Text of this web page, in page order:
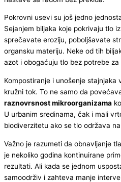
Pokrovni usevi su još jedno
Sejanjem biljaka koje pokrivaju tlo
sprečavate eroziju, poboljšavate
organsku materiju. Neke od tih
azot i obogaćuju tlo bez potrebe
Kompostiranje i unošenje stajnjaka
kružni tok. To ne samo da
raznovrsnost mikroorganizama
U urbanim sredinama, čak i mali
biodiverzitetu ako se tlo održava
Važno je razumeti da obnavljanje
je nekoliko godina kontinuirane
rezultati. Ali kada se jednom
samoodrživ i zahteva manje